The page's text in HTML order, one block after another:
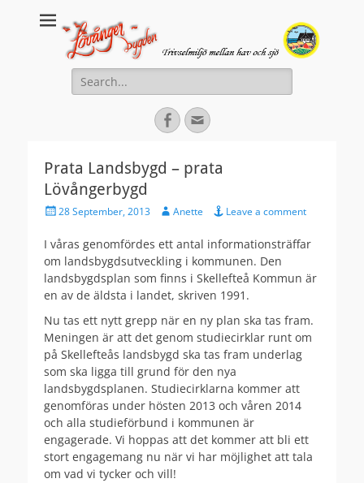
Lovanger.se
Välkommen till Lövånger
Search
for:
Facebook
Email
Prata Landsbygd – prata
Lövångerbygd
Posted28 September, 2013 Author
Anette Leave a comment
I våras genomfördes ett antal informationsträffar
om landsbygdsutveckling i kommunen. Den
landsbygdsplan som finns i Skellefteå Kommun är
en av de äldsta i landet, skriven 1991.
Nu tas ett nytt grepp när en ny plan ska tas fram.
Meningen är att det genom studiecirklar runt om
på Skellefteås landsbygd ska tas fram underlag
som ska ligga till grund för den nya
landsbygdsplanen. Studiecirklarna kommer att
genomföras under hösten 2013 och våren 2014
och alla studieförbund i kommunen är
engagerade. Vi hoppas att det kommer att bli ett
stort engagemang nu när vi har möjlighet att tala
om vad vi tycker och vill!